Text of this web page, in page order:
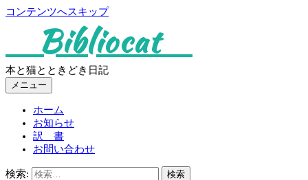
コンテンツへスキップ
Bibliocat
本と猫とときどき日記
メニュー
ホーム
お知らせ
訳 書
お問い合わせ
検索: